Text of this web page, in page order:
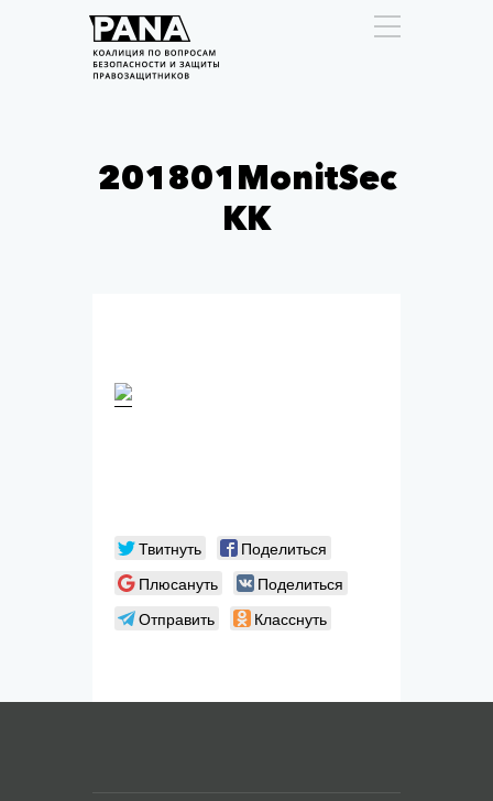
201801MonitSec
KK
Твитнуть
Поделиться
Плюсануть
Поделиться
Отправить
Класснуть